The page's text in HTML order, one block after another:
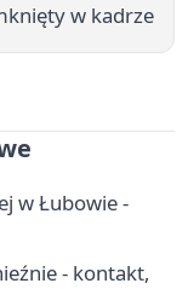
w kadrze
w Łubowie -
- kontakt,